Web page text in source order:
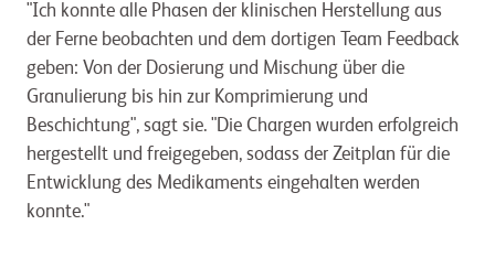
"Ich konnte alle Phasen der klinischen Herstellung aus
der Ferne beobachten und dem dortigen Team Feedback
geben: Von der Dosierung und Mischung über die
Granulierung bis hin zur Komprimierung und
Beschichtung", sagt sie. "Die Chargen wurden erfolgreich
hergestellt und freigegeben, sodass der Zeitplan für die
Entwicklung des Medikaments eingehalten werden
konnte."